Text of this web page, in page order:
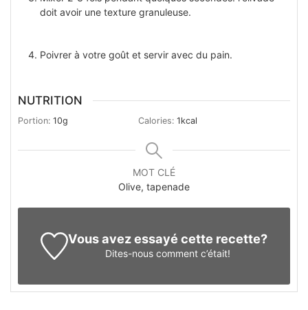
doit avoir une texture granuleuse.
Poivrer à votre goût et servir avec du pain.
NUTRITION
Portion: 10g Calories: 1kcal
MOT CLÉ
Olive, tapenade
Vous avez essayé cette recette?
Dites-nous comment c’était!